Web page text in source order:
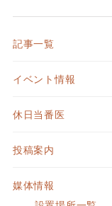
記事一覧
イベント情報
休日当番医
投稿案内
媒体情報